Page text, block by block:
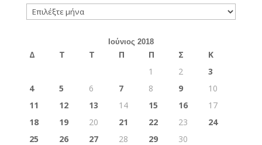
Ιστορικό
Ιούνιος 2018
Δ Τ Τ Π Π Σ
Κ
1
2
3
4
5 6 7 8 9
10
11
12 13 14 15 16
17
18
19 20 21 22 23
24
25
26 27 28 29
30